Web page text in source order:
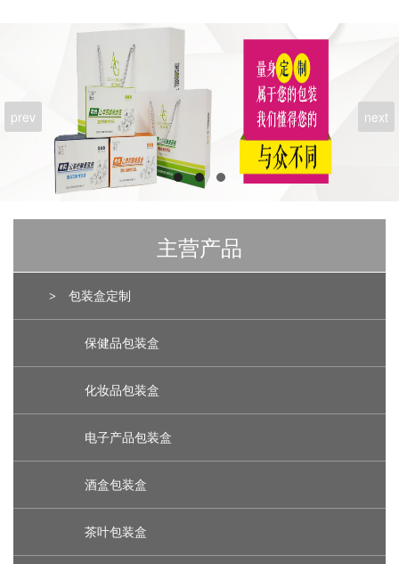
prev next
主营产品
> 包装盒定制
保健品包装盒
化妆品包装盒
电子产品包装盒
酒盒包装盒
茶叶包装盒